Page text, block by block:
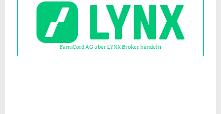
FamiCord AG über LYNX Broker handeln